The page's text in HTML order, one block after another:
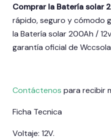
Comprar la Batería solar
rápido, seguro y cómodo
la Batería solar 200Ah /
garantía oficial de
Contáctenos para recibir
Ficha Tecnica
Voltaje: 12V.